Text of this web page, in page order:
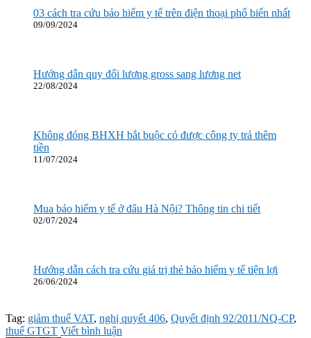
03 cách tra cứu bảo hiểm y tế trên điện thoại phổ biến nhất
09/09/2024
Hướng dẫn quy đổi lương gross sang lương net
22/08/2024
Không đóng BHXH bắt buộc có được công ty trả thêm
tiền
11/07/2024
Mua bảo hiểm y tế ở đâu Hà Nội? Thông tin chi tiết
02/07/2024
Hướng dẫn cách tra cứu giá trị thẻ bảo hiểm y tế tiện lợi
26/06/2024
Tag: giảm thuế VAT, nghị quyết 406, Quyết định 92/2011/NQ-CP,
thuế GTGT Viết bình luận